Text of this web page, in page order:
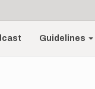
Guidelines